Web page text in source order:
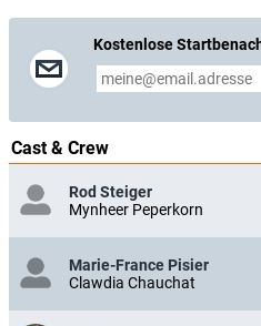
Kostenlose
Cast & Crew
Rod Steiger
Mynheer Peperkorn
Marie-France Pisier
Clawdia Chauchat